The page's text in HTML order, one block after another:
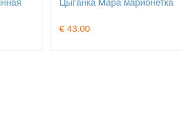
Цыганка Мара марионетка
€ 43.00